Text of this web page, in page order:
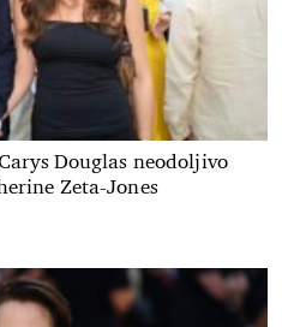
Douglas neodoljivo
Zeta-Jones